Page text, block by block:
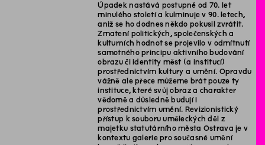
Úpadek nastává postupně od 70. let
minulého století a kulminuje v 90. letech,
aniž se ho dodnes někdo pokusil zvrátit.
Zmatení politických, společenských a
kulturních hodnot se projevilo v odmítnutí
samotného principu aktivního budování
obrazu či identity měst (a institucí)
prostřednictvím kultury a umění. Opravdu
vážně ale přece můžeme brát pouze ty
instituce, které svůj obraz a charakter
vědomě a důsledně budují i
prostřednictvím umění. Revizionistický
přístup k souboru uměleckých děl z
majetku statutárního města Ostrava je v
kontextu galerie pro současné umění